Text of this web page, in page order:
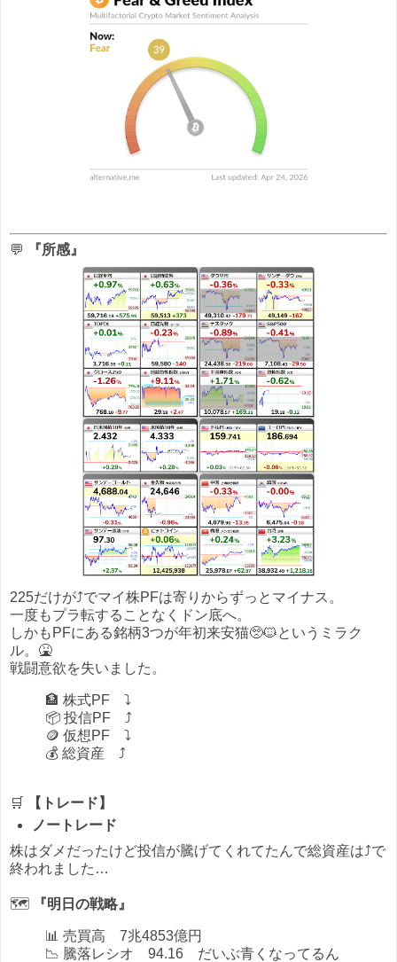
💬 『所感』
225だけが⤴でマイ株PFは寄りからずっとマイナス。
一度もプラ転することなくドン底へ。
しかもPFにある銘柄3つが年初来安猫🥺🐱というミラク
ル。🤮
戦闘意欲を失いました。
🏦 株式PF ⤵
📦 投信PF ⤴
🪙 仮想PF ⤵
💰 総資産 ⤴
🛒
【トレード】
ノートレード
株はダメだったけど投信が騰げてくれてたんで総資産は⤴で
終われました…
🗺️ 『明日の戦略』
📊 売買高 7兆4853億円
📉 騰落レシオ 94.16 だいぶ青くなってるん